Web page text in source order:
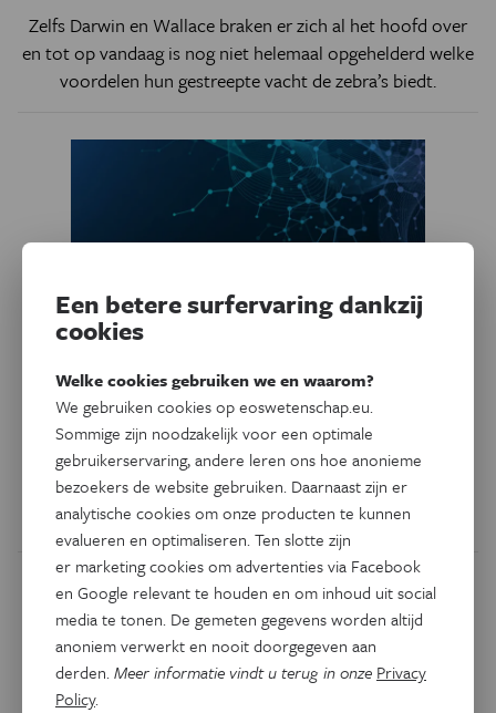
Zelfs Darwin en Wallace braken er zich al het hoofd over
en tot op vandaag is nog niet helemaal opgehelderd welke
voordelen hun gestreepte vacht de zebra’s biedt.
Natuur & Milieu
Orkaan helpt evolutiestudie
Door zorgvuldige herintroductie kregen wetenschappers
de kans om hun evolutie grondig te bestuderen.
Een betere surfervaring dankzij
cookies
Welke cookies gebruiken we en waarom?
We gebruiken cookies op eoswetenschap.eu.
Sommige zijn noodzakelijk voor een optimale
gebruikerservaring, andere leren ons hoe anonieme
bezoekers de website gebruiken. Daarnaast zijn er
analytische cookies om onze producten te kunnen
evalueren en optimaliseren. Ten slotte zijn
er marketing cookies om advertenties via Facebook
en Google relevant te houden en om inhoud uit social
media te tonen. De gemeten gegevens worden altijd
anoniem verwerkt en nooit doorgegeven aan
derden.Meer informatie vindt u terug in onze Privacy
Policy.